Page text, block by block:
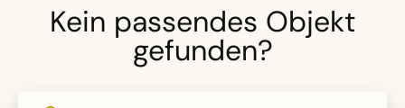
Kein passendes Objekt
gefunden?